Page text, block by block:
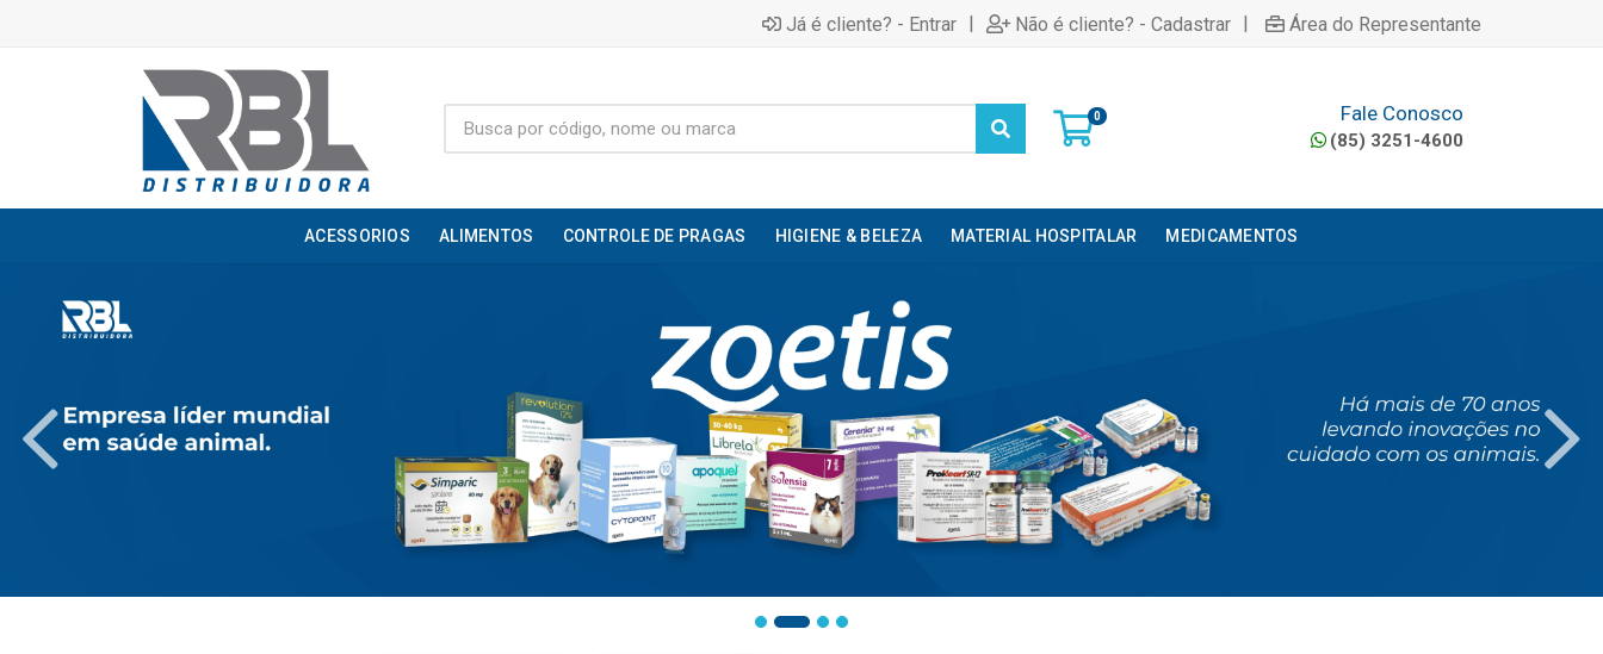
Já é cliente? - Entrar | Não é cliente? - Cadastrar | Área do Representante
0 Fale Conosco
(85) 3251-4600
ACESSORIOS ALIMENTOS CONTROLE DE PRAGAS HIGIENE & BELEZA MATERIAL HOSPITALAR MEDICAMENTOS